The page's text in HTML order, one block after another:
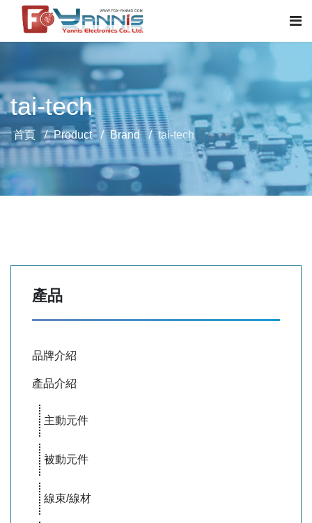
tai-tech
首頁 Product Brand tai-tech
產品
品牌介紹
產品介紹
主動元件
被動元件
線束/線材